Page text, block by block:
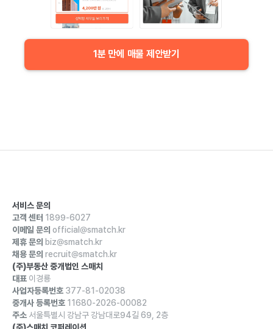
1분 만에 매물 제안받기
서비스 문의
고객 센터 1899-6027
이메일 문의 official@smatch.kr
제휴 문의 biz@smatch.kr
채용 문의 recruit@smatch.kr
(주)부동산 중개법인 스매치
대표 이경룡
사업자등록번호 377-81-02038
중개사 등록번호 11680-2026-00082
주소 서울특별시 강남구 강남대로94길 69, 2층
(주)스매치 코퍼레이션